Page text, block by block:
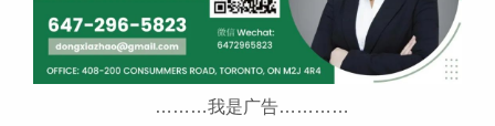
………我是广告…………